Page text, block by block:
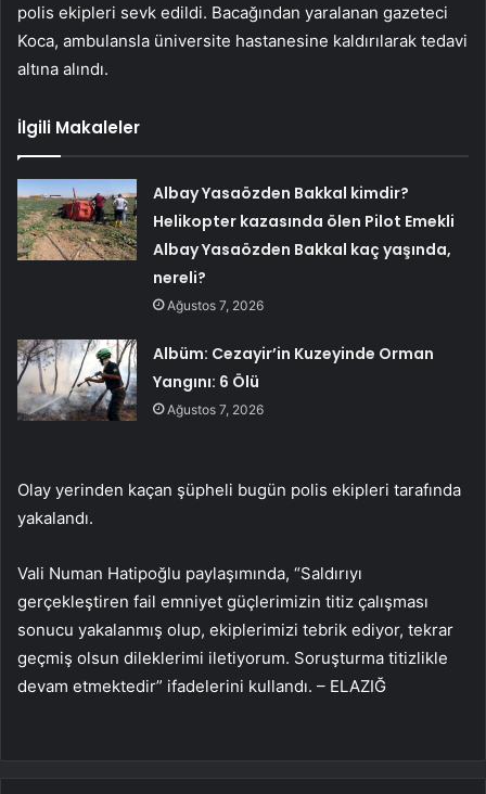
polis ekipleri sevk edildi. Bacağından yaralanan gazeteci
Koca, ambulansla üniversite hastanesine kaldırılarak tedavi
altına alındı.
İlgili Makaleler
Albay Yasaözden Bakkal kimdir?
Helikopter kazasında ölen Pilot Emekli
Albay Yasaözden Bakkal kaç yaşında,
nereli?
Ağustos 7, 2026
Albüm: Cezayir’in Kuzeyinde Orman
Yangını: 6 Ölü
Ağustos 7, 2026
Olay yerinden kaçan şüpheli bugün polis ekipleri tarafında
yakalandı.
Vali Numan Hatipoğlu paylaşımında, “Saldırıyı
gerçekleştiren fail emniyet güçlerimizin titiz çalışması
sonucu yakalanmış olup, ekiplerimizi tebrik ediyor, tekrar
geçmiş olsun dileklerimi iletiyorum. Soruşturma titizlikle
devam etmektedir” ifadelerini kullandı. – ELAZIĞ